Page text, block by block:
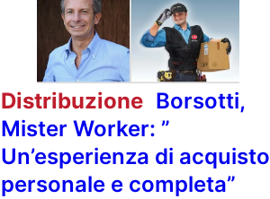
Distribuzione Borsotti,
Mister Worker: ”
Un’esperienza di acquisto
personale e completa”